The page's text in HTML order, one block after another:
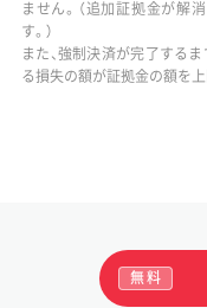
ません。（追加証拠金が解
す。）
また、強制決済が完了する
る損失の額が証拠金の額を
無料